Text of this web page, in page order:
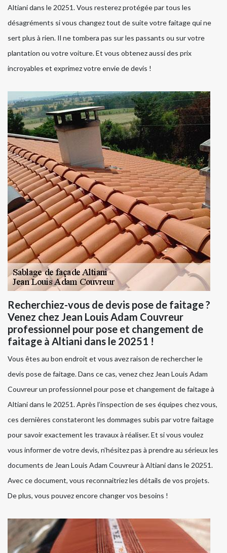
Altiani dans le 20251. Vous resterez protégée par tous les
désagréments si vous changez tout de suite votre faitage qui ne
sert plus à rien. Il ne tombera pas sur les passants ou sur votre
plantation ou votre voiture. Et vous obtenez aussi des prix
incroyables et exprimez votre envie de devis !
Recherchiez-vous de devis pose de faitage ?
Venez chez Jean Louis Adam Couvreur
professionnel pour pose et changement de
faitage à Altiani dans le 20251 !
Vous êtes au bon endroit et vous avez raison de rechercher le
devis pose de faitage. Dans ce cas, venez chez Jean Louis Adam
Couvreur un professionnel pour pose et changement de faitage à
Altiani dans le 20251. Après l’inspection de ses équipes chez vous,
ces dernières constateront les dommages subis par votre faitage
pour savoir exactement les travaux à réaliser. Et si vous voulez
vous informer de votre devis, n’hésitez pas à prendre au sérieux les
documents de Jean Louis Adam Couvreur à Altiani dans le 20251.
Avec ce document, vous reconnaitriez les détails de vos projets.
De plus, vous pouvez encore changer vos besoins !